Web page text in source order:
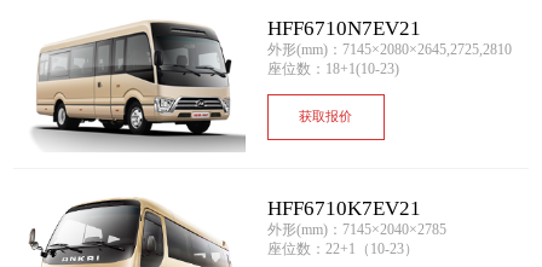
HFF6710N7EV21
外形(mm)：7145×2080×2645,2725,2810
座位数：18+1(10-23)
获取报价
HFF6710K7EV21
外形(mm)：7145×2040×2785
座位数：22+1（10-23）